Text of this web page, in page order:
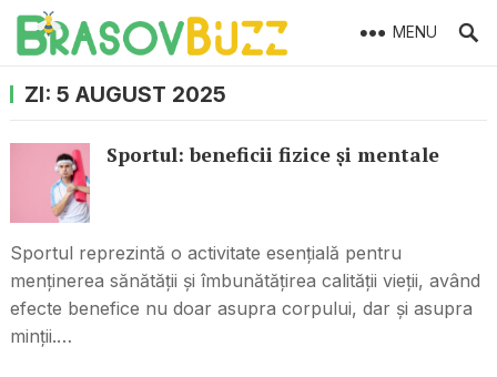
MENU
ZI: 5 AUGUST 2025
Sportul: beneficii fizice și mentale
Sportul reprezintă o activitate esențială pentru
menținerea sănătății și îmbunătățirea calității vieții, având
efecte benefice nu doar asupra corpului, dar și asupra
minții.…